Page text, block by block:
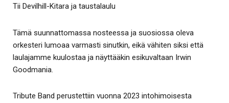
Tii Devilhill-Kitara ja taustalaulu
Tämä suunnattomassa nosteessa ja suosiossa oleva
orkesteri lumoaa varmasti sinutkin, eikä vähiten siksi että
laulajamme kuulostaa ja näyttääkin esikuvaltaan Irwin
Goodmania.
Tribute Band perustettiin vuonna 2023 intohimoisesta